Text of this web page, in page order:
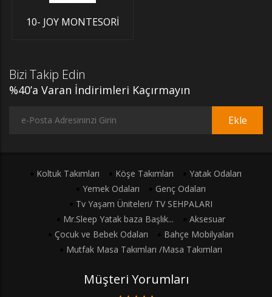
10- JOY MONTESORİ
Bizi Takip Edin
%40’a Varan İndirimleri Kaçırmayın
Ekle
Koltuk Takımları Köşe Takımları
Yatak Odaları
Yemek Odaları
Genç Odaları
Tv Yaşam Üniteleri/ TV SEHPALARI
Mr.Sleep Yatak baza Başlık...
Aksesuar
Çocuk ve Bebek Odaları
Bahçe Mobilyaları
Mutfak Masa Takımları /Masa Takımları
Müşteri Yorumları